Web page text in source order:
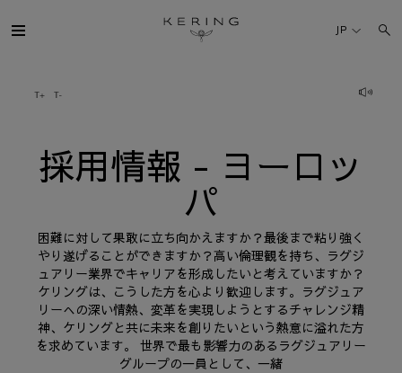
用
情
人材
サステナビリティ
FINANCE
プレスルーム
JP
採用情報 - ヨーロッ
パ
困難に対して果敢に立ち向かえますか？最後まで粘り強く
やり遂げることができますか？高い倫理観を持ち、ラグジ
ュアリー業界でキャリアを形成したいと考えていますか？
ケリングは、こうした方を心より歓迎します。ラグジュア
リーへの深い情熱、変革を実現しようとするチャレンジ精
神、ケリングと共に未来を創りたいという熱意に溢れた方
を求めています。 世界で最も影響力のあるラグジュアリー
グループの一員として、一緒